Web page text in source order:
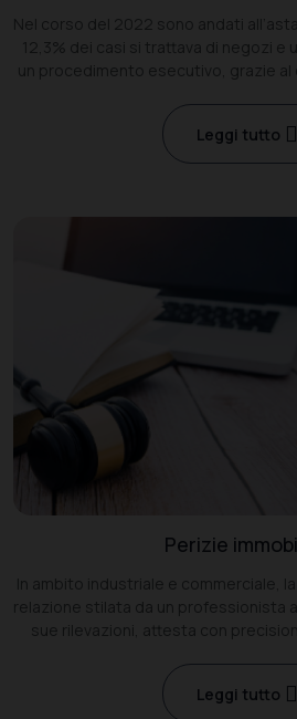
Nel corso del 2022 sono andati
12,3% dei casi si trattava di negozi e
un procedimento esecutivo, grazie al
Leggi tutto
Perizie
In ambito industriale e commerciale,
relazione stilata da un professionista
sue rilevazioni, attesta con
Leggi tutto